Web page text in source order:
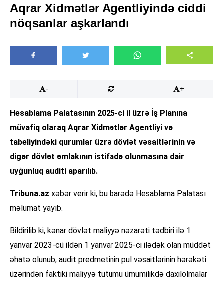
Aqrar Xidmətlər Agentliyində ciddi
nöqsanlar aşkarlandı
- +
Hesablama Palatasının 2025-ci il üzrə İş Planına
müvafiq olaraq Aqrar Xidmətlər Agentliyi və
tabeliyindəki qurumlar üzrə dövlət vəsaitlərinin və
digər dövlət əmlakının istifadə olunmasına dair
uyğunluq auditi aparılıb.
Tribuna.az xəbər verir ki, bu barədə Hesablama Palatası
məlumat yayıb.
Bildirilib ki, kənar dövlət maliyyə nəzarəti tədbiri ilə 1
yanvar 2023-cü ildən 1 yanvar 2025-ci ilədək olan müddət
əhatə olunub, audit predmetinin pul vəsaitlərinin hərəkəti
üzərindən faktiki maliyyə tutumu ümumilikdə daxilolmalar